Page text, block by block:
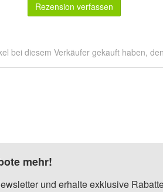
Rezension verfassen
bei diesem Verkäufer gekauft haben,
mehr!
und erhalte exklusive